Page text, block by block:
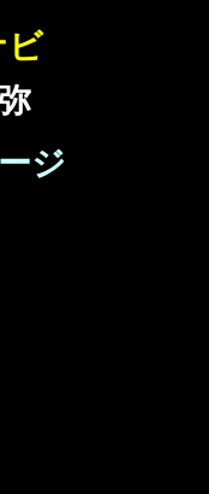
ビ
ジ